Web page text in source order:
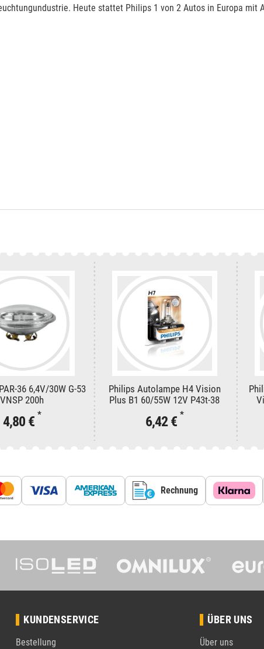
Heute stattet Philips 1 von 2 Autos in Europa mit
36 6,4V/30W G-53
VNSP 200h
4,80 € *
Philips Autolampe H4 Vision
Plus B1 60/55W 12V P43t-38
12342VPB1
6,42 € *
Rechnung
KUNDENSERVICE
Bestellung
ÜBER UNS
Über uns